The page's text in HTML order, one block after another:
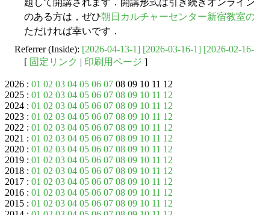
のある方は，ぜひ朝日カルチャーセンター新宿教室
ただければ幸いです．
Referrer (Inside): [2026-04-13-1] [2026-03-16-1] [2026-02-
[ 固定リンク | 印刷用ページ ]
2026 : 01 02 03 04 05 06 07 08 09 10 11 12
2025 : 01 02 03 04 05 06 07 08 09 10 11 12
2024 : 01 02 03 04 05 06 07 08 09 10 11 12
2023 : 01 02 03 04 05 06 07 08 09 10 11 12
2022 : 01 02 03 04 05 06 07 08 09 10 11 12
2021 : 01 02 03 04 05 06 07 08 09 10 11 12
2020 : 01 02 03 04 05 06 07 08 09 10 11 12
2019 : 01 02 03 04 05 06 07 08 09 10 11 12
2018 : 01 02 03 04 05 06 07 08 09 10 11 12
2017 : 01 02 03 04 05 06 07 08 09 10 11 12
2016 : 01 02 03 04 05 06 07 08 09 10 11 12
2015 : 01 02 03 04 05 06 07 08 09 10 11 12